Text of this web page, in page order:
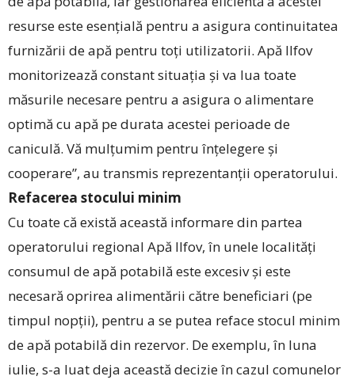
resurse este esențială pentru a asigura continuitatea
furnizării de apă pentru toți utilizatorii. Apă Ilfov
monitorizează constant situația și va lua toate
măsurile necesare pentru a asigura o alimentare
optimă cu apă pe durata acestei perioade de
caniculă. Vă mulțumim pentru înțelegere și
cooperare”, au transmis reprezentanții operatorului.
Refacerea stocului minim
Cu toate că există această informare din partea
operatorului regional Apă Ilfov, în unele localități
consumul de apă potabilă este excesiv și este
necesară oprirea alimentării către beneficiari (pe
timpul nopții), pentru a se putea reface stocul minim
de apă potabilă din rezervor. De exemplu, în luna
iulie, s-a luat deja această decizie în cazul comunelor